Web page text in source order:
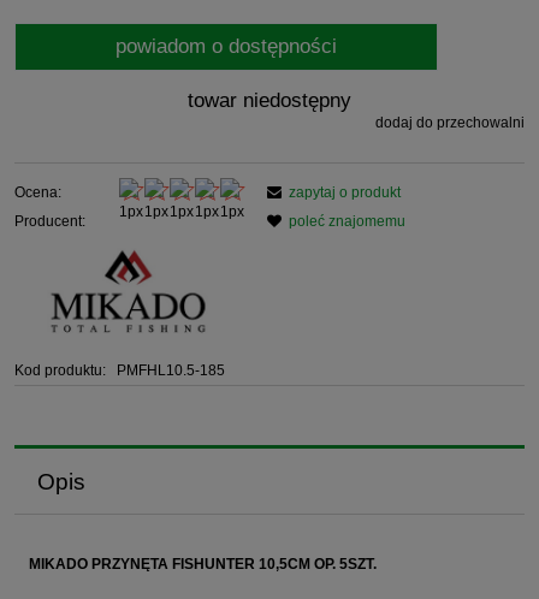
powiadom o dostępności
towar niedostępny
dodaj do przechowalni
Ocena:
Producent:
Kod produktu: PMFHL10.5-185
zapytaj o produkt
poleć znajomemu
Opis
MIKADO PRZYNĘTA FISHUNTER 10,5CM OP. 5SZT.